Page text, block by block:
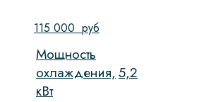
115 000 руб
Мощность
охлаждения,
кВт
5,2